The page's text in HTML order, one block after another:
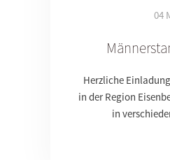
04
Herzliche
in der Region
in